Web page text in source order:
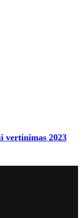
vertinimas 2023